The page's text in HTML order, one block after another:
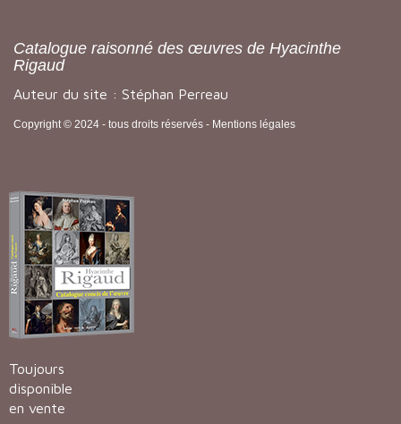
Catalogue raisonné des œuvres de Hyacinthe
Rigaud
Auteur du site : Stéphan Perreau
Copyright © 2024 - tous droits réservés - Mentions légales
Toujours
disponible
en vente